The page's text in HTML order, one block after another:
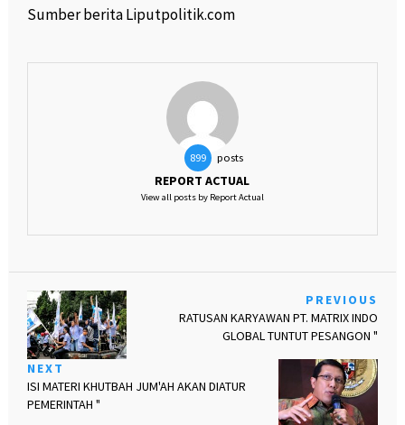
Sumber berita Liputpolitik.com
899 posts
REPORT ACTUAL
View all posts by Report Actual
PREVIOUS
RATUSAN KARYAWAN PT. MATRIX INDO
GLOBAL TUNTUT PESANGON "
NEXT
ISI MATERI KHUTBAH JUM'AH AKAN DIATUR
PEMERINTAH "